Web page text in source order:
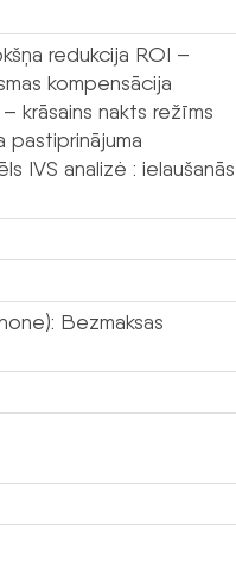
redukcija ROI –
kompensācija
krāsains nakts režīms
IVS analizė : ielaušanās
Bezmaksas